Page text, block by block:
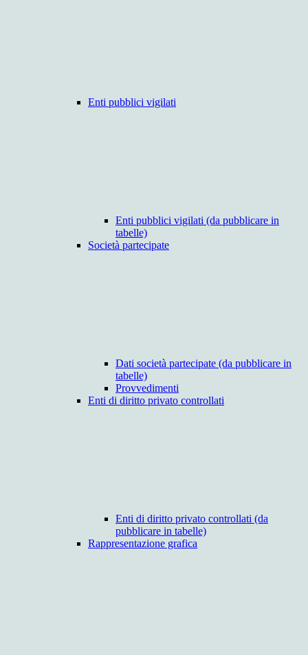
Enti pubblici vigilati
Enti pubblici vigilati (da pubblicare in
tabelle)
Società partecipate
Dati società partecipate (da pubblicare in
tabelle)
Provvedimenti
Enti di diritto privato controllati
Enti di diritto privato controllati (da
pubblicare in tabelle)
Rappresentazione grafica